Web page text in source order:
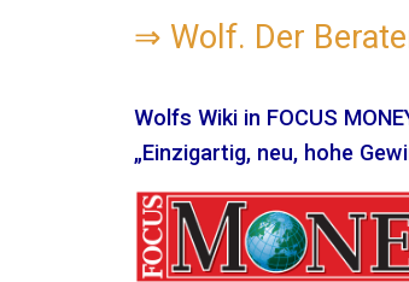
⇒ Wolf. Der
Wolfs Wiki in FOCUS
„Einzigartig, neu, hohe